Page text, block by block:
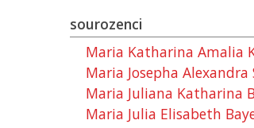
sourozenci
Maria Katharina Amalia
Maria Josepha Alexandra
Maria Juliana Katharina
Maria Julia Elisabeth